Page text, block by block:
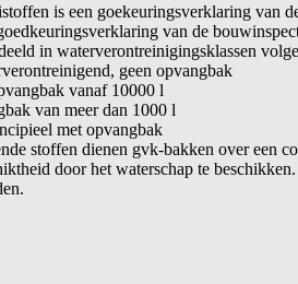
is een goekeuringsverklaring van
van de
in waterverontreinigingsklassen
geen opvangbak
vanaf 10000 l
van meer dan 1000 l
met opvangbak
stoffen dienen gvk-bakken over een
door het waterschap te